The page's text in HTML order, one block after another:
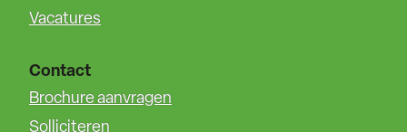
Vacatures
Contact
Brochure aanvragen
Solliciteren